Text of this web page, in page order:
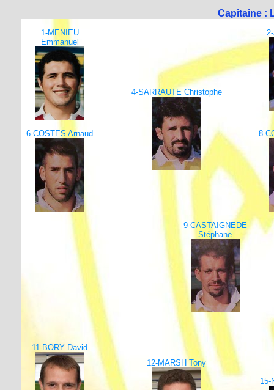
Capitaine :
1-MENIEU
Emmanuel
4-SARRAUTE Christophe
6-COSTES Arnaud 8-
9-CASTAIGNEDE
Stéphane
11-BORY David
12-MARSH Tony
15-